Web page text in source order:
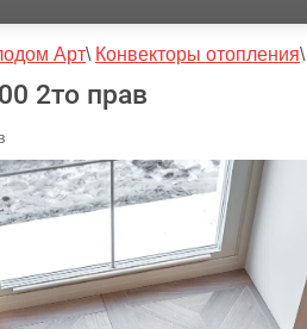
Арт\ Конвекторы отопления\
2то прав